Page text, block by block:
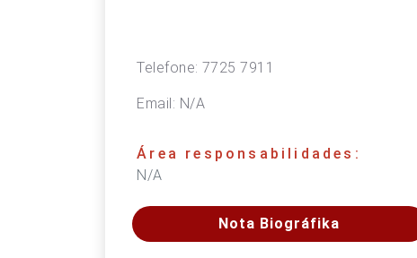
Telefone:7725 7911
Email: N/A
Área responsabilidades:
N/A
Nota Biográfika